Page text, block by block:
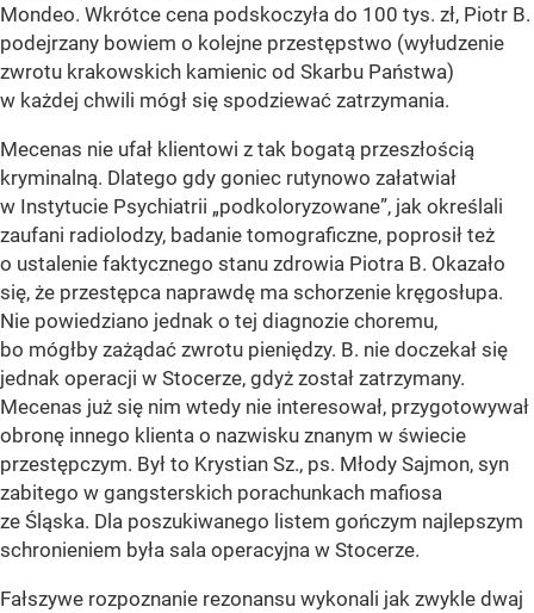
Mondeo. Wkrótce cena podskoczyła do 100 tys. zł, Piotr B.
podejrzany bowiem o kolejne przestępstwo (wyłudzenie
zwrotu krakowskich kamienic od Skarbu Państwa)
w każdej chwili mógł się spodziewać zatrzymania.
Mecenas nie ufał klientowi z tak bogatą przeszłością
kryminalną. Dlatego gdy goniec rutynowo załatwiał
w Instytucie Psychiatrii „podkoloryzowane”, jak określali
zaufani radiolodzy, badanie tomograficzne, poprosił też
o ustalenie faktycznego stanu zdrowia Piotra B. Okazało
się, że przestępca naprawdę ma schorzenie kręgosłupa.
Nie powiedziano jednak o tej diagnozie choremu,
bo mógłby zażądać zwrotu pieniędzy. B. nie doczekał się
jednak operacji w Stocerze, gdyż został zatrzymany.
Mecenas już się nim wtedy nie interesował, przygotowywał
obronę innego klienta o nazwisku znanym w świecie
przestępczym. Był to Krystian Sz., ps. Młody Sajmon, syn
zabitego w gangsterskich porachunkach mafiosa
ze Śląska. Dla poszukiwanego listem gończym najlepszym
schronieniem była sala operacyjna w Stocerze.
Fałszywe rozpoznanie rezonansu wykonali jak zwykle dwaj